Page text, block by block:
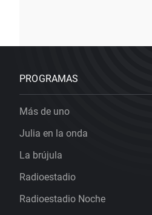
PROGRAMAS
Más de uno
Julia en la onda
La brújula
Radioestadio
Radioestadio Noche